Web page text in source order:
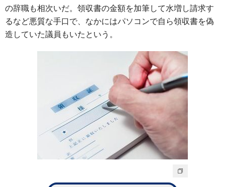
の辞職も相次いだ。領収書の金額を加筆して水増し請求す
るなど悪質な手口で、なかにはパソコンで自ら領収書を偽
造していた議員もいたという。